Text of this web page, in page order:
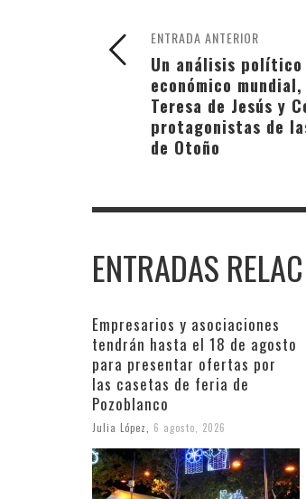
ENTRADA ANTERIOR
Un análisis político
económico
Teresa de Jesús y
protagonistas de
de Otoño
ENTRADAS
Empresarios y asociaciones
tendrán hasta el 18 de agosto
para presentar ofertas por
las casetas de feria de
Pozoblanco
Julia López 6 agosto, 2026